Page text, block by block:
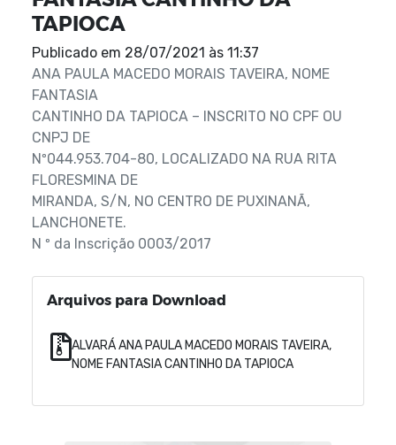
TAPIOCA
Publicado em 28/07/2021 às 11:37
ANA PAULA MACEDO MORAIS TAVEIRA, NOME
FANTASIA
CANTINHO DA TAPIOCA – INSCRITO NO CPF OU
CNPJ DE
Nº044.953.704-80, LOCALIZADO NA RUA RITA
FLORESMINA DE
MIRANDA, S/N, NO CENTRO DE PUXINANÃ,
LANCHONETE.
N º da Inscrição 0003/2017
Arquivos para Download
ALVARÁ ANA PAULA MACEDO MORAIS TAVEIRA,
NOME FANTASIA CANTINHO DA TAPIOCA